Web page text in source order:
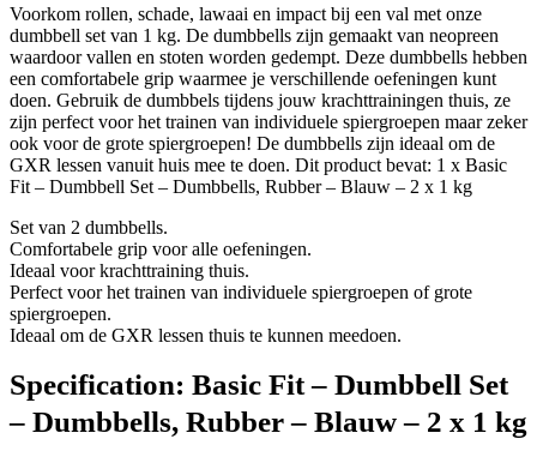
Voorkom rollen, schade, lawaai en impact bij een val met onze
dumbbell set van 1 kg. De dumbbells zijn gemaakt van neopreen
waardoor vallen en stoten worden gedempt. Deze dumbbells hebben
een comfortabele grip waarmee je verschillende oefeningen kunt
doen. Gebruik de dumbbels tijdens jouw krachttrainingen thuis, ze
zijn perfect voor het trainen van individuele spiergroepen maar zeker
ook voor de grote spiergroepen! De dumbbells zijn ideaal om de
GXR lessen vanuit huis mee te doen. Dit product bevat: 1 x Basic
Fit – Dumbbell Set – Dumbbells, Rubber – Blauw – 2 x 1 kg
Set van 2 dumbbells.
Comfortabele grip voor alle oefeningen.
Ideaal voor krachttraining thuis.
Perfect voor het trainen van individuele spiergroepen of grote
spiergroepen.
Ideaal om de GXR lessen thuis te kunnen meedoen.
Specification: Basic Fit – Dumbbell Set
– Dumbbells, Rubber – Blauw – 2 x 1 kg